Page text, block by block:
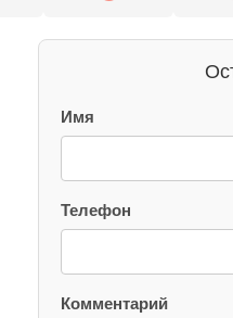
Имя
Телефон
Комментарий